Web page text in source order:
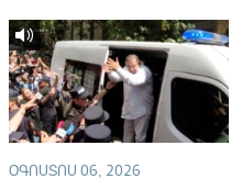
ՕԳՈՍՏՈՍ 06, 2026